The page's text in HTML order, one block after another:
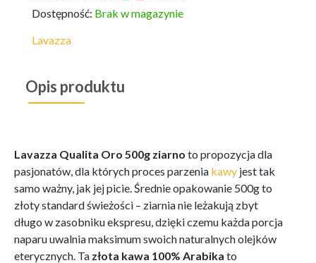
Dostępność: Brak w magazynie
Lavazza
Opis produktu
Lavazza Qualita Oro 500g ziarno to propozycja dla
pasjonatów, dla których proces parzenia kawy jest tak
samo ważny, jak jej picie. Średnie opakowanie 500g to
złoty standard świeżości – ziarnia nie leżakują zbyt
długo w zasobniku ekspresu, dzięki czemu każda porcja
naparu uwalnia maksimum swoich naturalnych olejków
eterycznych. Ta złota kawa 100% Arabika to